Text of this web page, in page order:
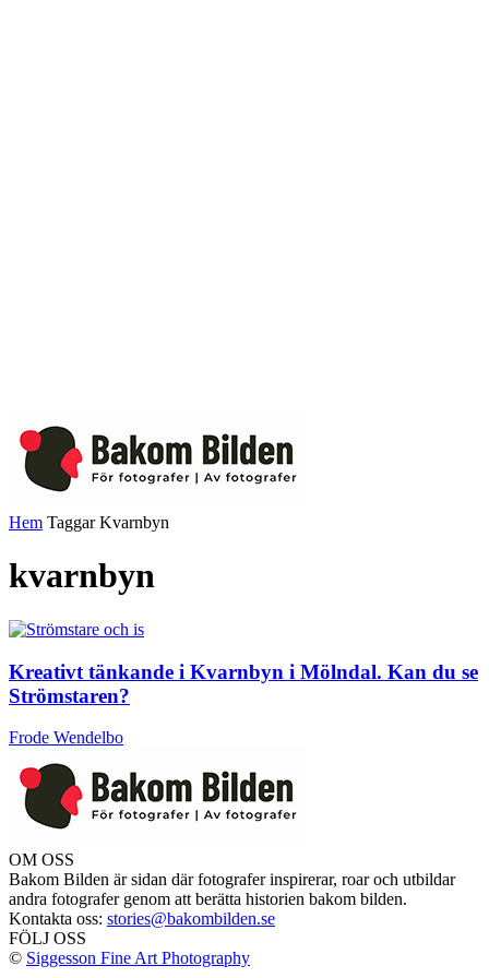
Hem Taggar Kvarnbyn
kvarnbyn
Kreativt tänkande i Kvarnbyn i Mölndal. Kan du se
Strömstaren?
Frode Wendelbo
OM OSS
Bakom Bilden är sidan där fotografer inspirerar, roar och utbildar
andra fotografer genom att berätta historien bakom bilden.
Kontakta oss: stories@bakombilden.se
FÖLJ OSS
© Siggesson Fine Art Photography